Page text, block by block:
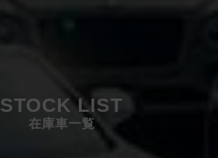
STOCK LIST
在庫車一覧